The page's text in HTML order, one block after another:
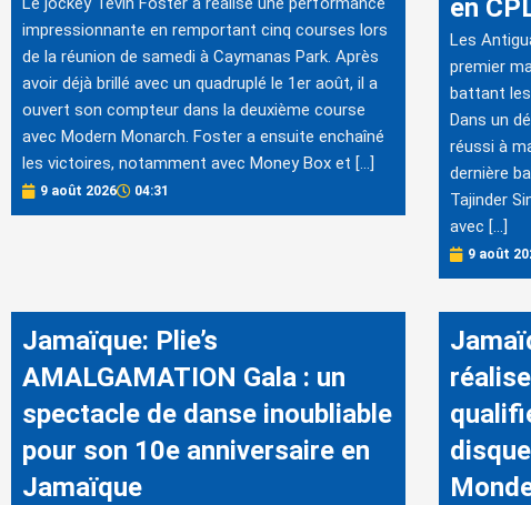
impressionnante en remportant cinq courses lors
de la réunion de samedi à Caymanas Park. Après
avoir déjà brillé avec un quadruplé le 1er août, il a
ouvert son compteur dans la deuxième course
avec Modern Monarch. Foster a ensuite enchaîné
les victoires, notamment avec Money Box et […]
9 août 2026 04:31
en
Les
premier
battant
Dans un
réussi à
dernière
Tajinder
avec […]
9 août
Jamaïque: Plie’s
AMALGAMATION Gala : un
spectacle de danse inoubliable
pour son 10e anniversaire en
Jamaïque